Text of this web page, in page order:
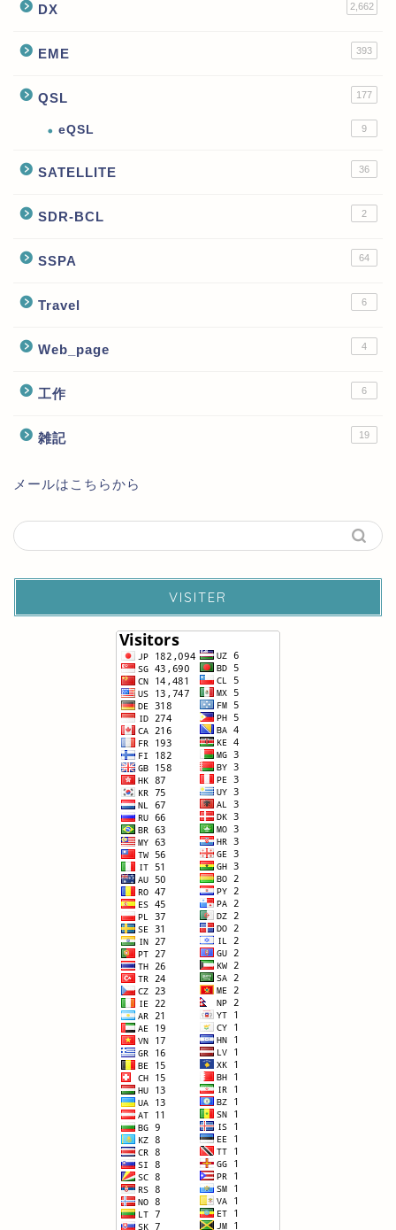
DX 2,662
EME 393
QSL 177
eQSL 9
SATELLITE 36
SDR-BCL 2
SSPA 64
Travel 6
Web_page 4
工作 6
雑記 19
メールはこちらから
VISITER